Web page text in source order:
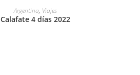
LEER MÁS
Argentina, Viajes
Calafate 4 días 2022